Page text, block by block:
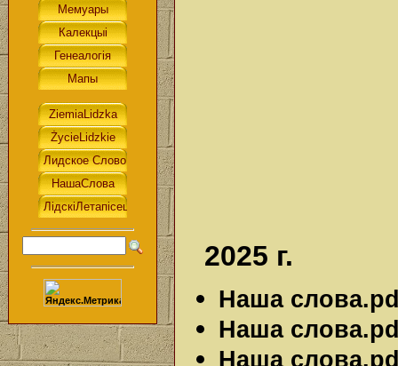
2025 г.
Наша
Наша
Наша